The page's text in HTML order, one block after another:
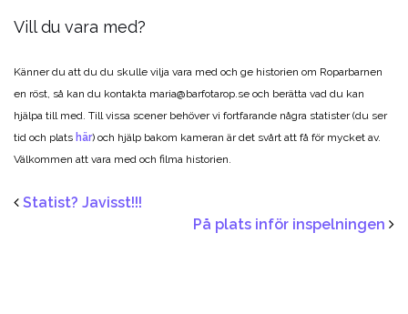
Vill du vara med?
Känner du att du du skulle vilja vara med och ge historien om Roparbarnen
en röst, så kan du kontakta maria@barfotarop.se och berätta vad du kan
hjälpa till med. Till vissa scener behöver vi fortfarande några statister (du ser
tid och plats här) och hjälp bakom kameran är det svårt att få för mycket av.
Välkommen att vara med och filma historien.
Statist? Javisst!!!
På plats inför inspelningen